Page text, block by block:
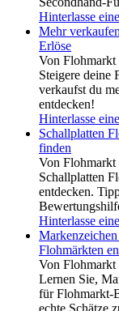
Hinterlasse
Mehr
Erlöse
Von Flohmarkt
Steigere deine
verkaufst du
entdecken!
Hinterlasse
Schallplatten
finden
Von Flohmarkt
Schallplatten
entdecken.
Hinterlasse
Flohmärkten
Von Flohmarkt
Lernen Sie,
für Flohmarkt-
echte Schätze